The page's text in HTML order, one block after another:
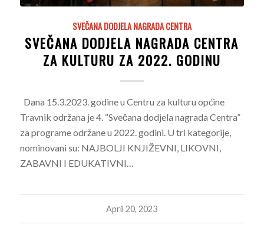
SVEČANA DODJELA NAGRADA CENTRA
SVEČANA DODJELA NAGRADA CENTRA
ZA KULTURU ZA 2022. GODINU
Dana 15.3.2023. godine u Centru za kulturu općine
Travnik održana je 4. “Svečana dodjela nagrada Centra”
za programe održane u 2022. godini. U tri kategorije,
nominovani su: NAJBOLJI KNJIŽEVNI, LIKOVNI,
ZABAVNI I EDUKATIVNI…
April 20, 2023